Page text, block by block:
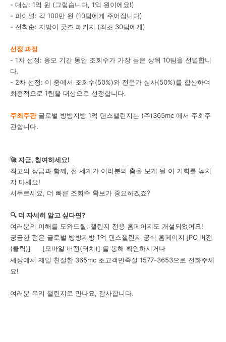
- 대상: 1억 원 (그렇습니다, 1억 원이에요!)
- 파이널: 각 100만 원 (10팀에게 주어집니다)
- 선착순: 지방이 굿즈 패키지 (최초 30팀에게)
선정 과정
- 1차 선정: 응모 기간 동안 조회수가 가장 높은 상위 10팀을 선별합니
다.
- 2차 선정: 이 중에서 조회수(50%)와 전문가 심사(50%)를 합산하여
최종적으로 1팀을 대상으로 선정합니다.
주최주관글로벌 방방지방 1억 댄스챌린지는 (주)365mc 에서 주최주
관합니다.
🚀 지금, 참여하세요!
최고의 상금과 함께, 전 세계가 여러분의 춤을 보게 될 이 기회를 놓치
지 마세요!
서두르세요, 더 빠른 조회수 확보가 중요하겠죠?
🔍 더 자세히 알고 싶다면?
여러분의 이해를 도와드릴, 챌린지 전용 홈페이지도 개설되었어요!
궁금한 점은 글로벌 방방지방 1억 댄스챌린지 공식 홈페이지 [PC 버전
(클릭)]
[모바일 버전(터치)] 를 통해 확인하시거나
세상에서 제일 친절한 365mc 초고객만족실 1577-3653으로 전화주세
요!
여러분 우리 챌린지로 만나요, 감사합니다.